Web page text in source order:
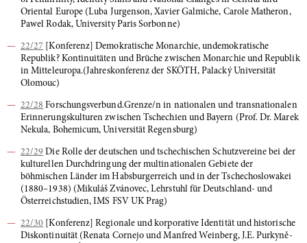
Oriental Europe (Luba Jurgenson, Xavier Galmiche, Carole Matheron,
Pawel Rodak, University Paris Sorbonne)
22/27 [Konferenz] Demokratische Monarchie, undemokratische
Republik? Kontinuitäten und Brüche zwischen Monarchie und Republik
in Mitteleuropa.(Jahreskonferenz der SKÖTH, Palacký Universität
Olomouc)
22/28 Forschungsverbund.Grenze/n in nationalen und transnationalen
Erinnerungskulturen zwischen Tschechien und Bayern (Prof. Dr. Marek
Nekula, Bohemicum, Universität Regensburg)
22/29 Die Rolle der deutschen und tschechischen Schutzvereine bei der
kulturellen Durchdringung der multinationalen Gebiete der
böhmischen Länder im Habsburgerreich und in der Tschechoslowakei
(1880–1938) (Mikuláš Zvánovec, Lehrstuhl für Deutschland- und
Österreichstudien, IMS FSV UK Prag)
22/30 [Konferenz] Regionale und korporative Identität und historische
Diskontinuität (Renata Cornejo und Manfred Weinberg, J.E. Purkyně-